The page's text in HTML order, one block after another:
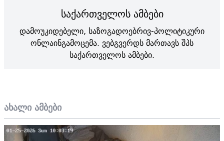
ახალი ამბები
საქართველოს ამბები
დამოუკიდებელი, საზოგადოებრივ-პოლიტიკური
ონლაინგამოცემა. ვებგვერდს მართავს შპს
საქართველოს ამბები.